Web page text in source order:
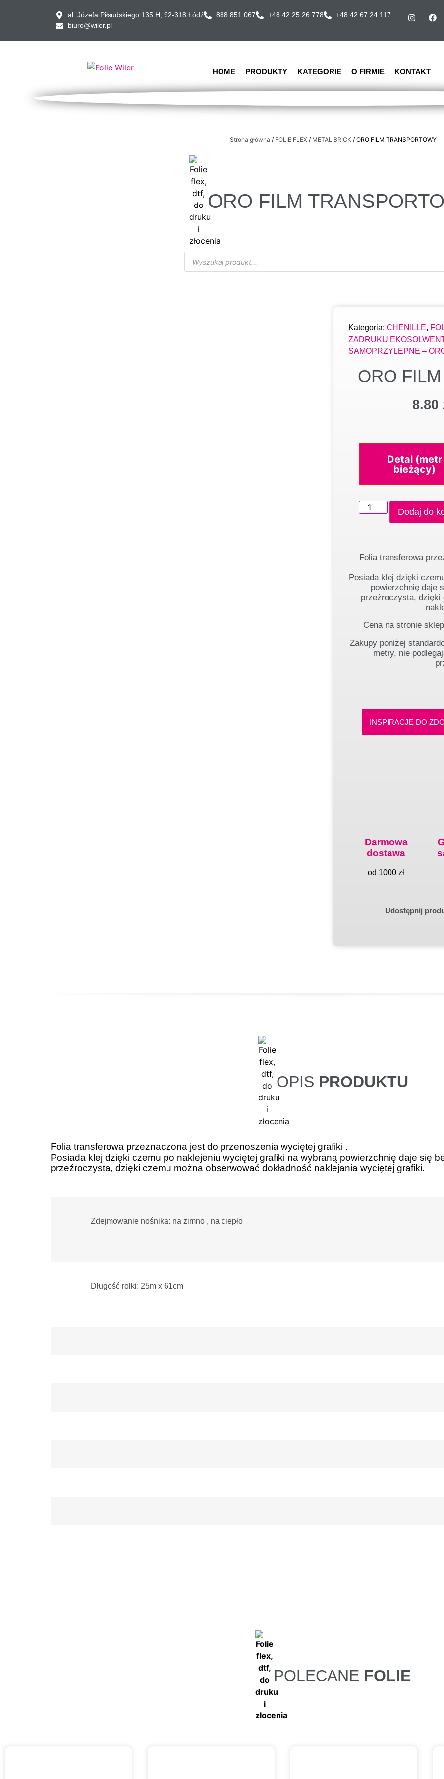
al. Józefa Piłsudskiego 135 H, 92-318 Łódź 888 851 067 +48 42 25 26 778
+48 42 67 24 117
biuro@wiler.pl
HOME PRODUKTY KATEGORIE O FIRMIE KONTAKT
Strona główna / FOLIE FLEX / METAL BRICK/ ORO FILM TRANSPORTOWY
ORO FILM
Kategoria: CHENILLE,
ZADRUKU
SAMOPRZYLEPNE –
ORO
8.80
Detal (metr
bieżący)
Dodaj do
Folia transferowa
Posiada klej dzięki
powierzchnię daje
przeźroczysta, dzięki
Cena na stronie
Zakupy poniżej
metry, nie
INSPIRACJE DO
Darmowa
dostawa
od 1000 zł
Udostępnij
OPIS PRODUKTU
Folia transferowa przeznaczona jest do przenoszenia wyciętej grafiki .
Posiada klej dzięki czemu po naklejeniu wyciętej grafiki na wybraną powierzchnię daje się
przeźroczysta, dzięki czemu można obserwować dokładność naklejania wyciętej grafiki.
Zdejmowanie nośnika: na zimno , na ciepło
Długość rolki: 25m x 61cm
POLECANE FOLIE